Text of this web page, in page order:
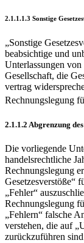
2.1.1.1.3 Sonstige
„Sonstige
beabsichtige und
Unterlassungen
Gesellschaft, die
vertrag
Rechnungslegung
2.1.1.2 Abgrenzung
Die vorliegende
handelsrechtliche
Rechnungslegung
Gesetzesverstöße“
„Fehler“
Rechnungslegung
„Fehlern“ falsche
verstehen, die auf
zurückzuführen